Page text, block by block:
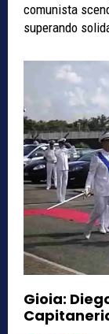
comunista
superando
Gioia: